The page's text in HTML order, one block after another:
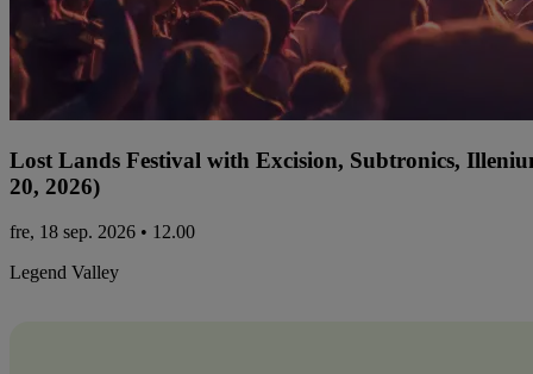
Lost Lands Festival with Excision, Subtronics,
20, 2026)
fre, 18 sep. 2026 • 12.00
Legend Valley